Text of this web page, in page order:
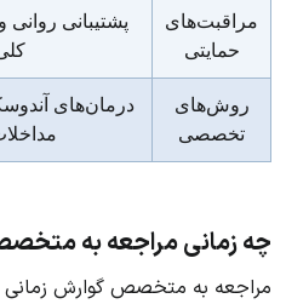
مراقبت‌های
حمایتی
پشتیبانی
روش‌های
تخصصی
درمان‌های
چه زمانی مراجعه به
مراجعه به متخصص گوارش زمانی